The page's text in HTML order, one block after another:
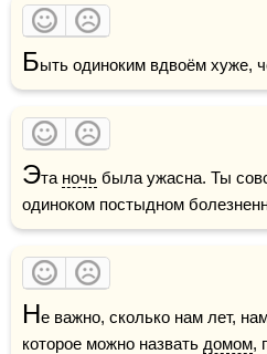
Быть одиноким вдвоём хуже,
Эта ночь была ужасна. Ты
одиноком постыдном
Не важно, сколько нам лет,
которое можно назвать домом,